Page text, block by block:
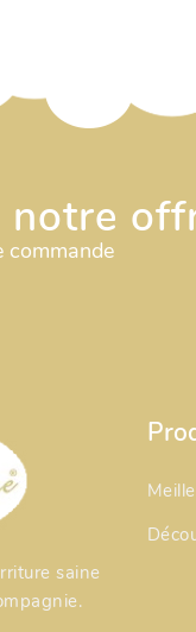
commande
saine